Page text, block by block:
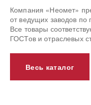
Компания «Неомет»
от ведущих заводов по
Все товары
ГОСТов и отраслевых
Весь каталог